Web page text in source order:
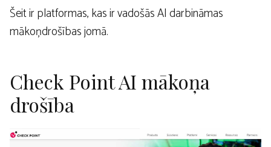
Šeit ir platformas, kas ir vadošās AI darbināmas
mākoņdrošības jomā.
Check Point AI mākoņa
drošība